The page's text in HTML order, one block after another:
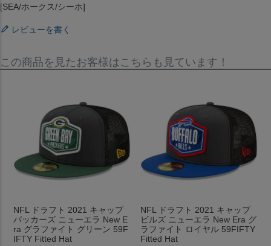
[SEA/ホークス/シーホ]
レビューを書く
この商品を見たお客様はこちらも見ています！
NFL ドラフト 2021 キャップ
パッカーズ ニューエラ New E
ra グラファイト グリーン 59F
IFTY Fitted Hat
NFL ドラフト 2021 キャップ
ビルズ ニューエラ New Era グ
ラファイト ロイヤル 59FIFTY
Fitted Hat